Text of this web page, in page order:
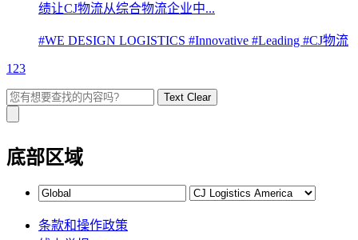
绩让CJ物流从综合物流企业中...
#WE DESIGN LOGISTICS #Innovative #Leading #CJ物流
1 23
Text Clear
底部区域
条款和操作政策